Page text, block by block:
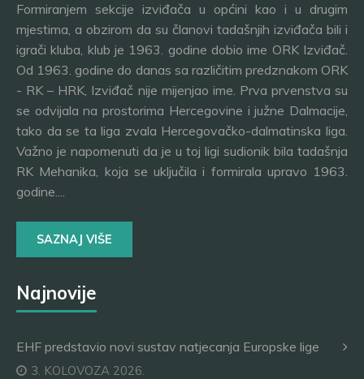
Formiranjem sekcije izviđača u općini kao i u drugim
mjestima, a obzirom da su članovi tadašnjih izviđača bili i
igrači kluba, klub je 1963. godine dobio ime ORK Izviđač.
Od 1963. godine do danas sa različitim predznakom ORK
- RK – HRK, Izviđač nije mijenjao ime. Prva prvenstva su
se odvijala na prostorima Hercegovine i južne Dalmacije,
tako da se ta liga zvala Hercegovačko-dalmatinska liga.
Važno je napomenuti da je u toj ligi sudionik bila tadašnja
RK Mehanika, koja se uključila i formirala upravo 1963.
godine....
SAZNAJ VIŠE
Najnovije
EHF predstavio novi sustav natjecanja Europske lige
3. KOLOVOZA 2026.